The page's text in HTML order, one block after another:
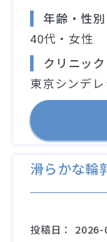
年齢・性別
40代・女性
クリニック
東京シンデ
滑らかな輪
投稿日： 2026-